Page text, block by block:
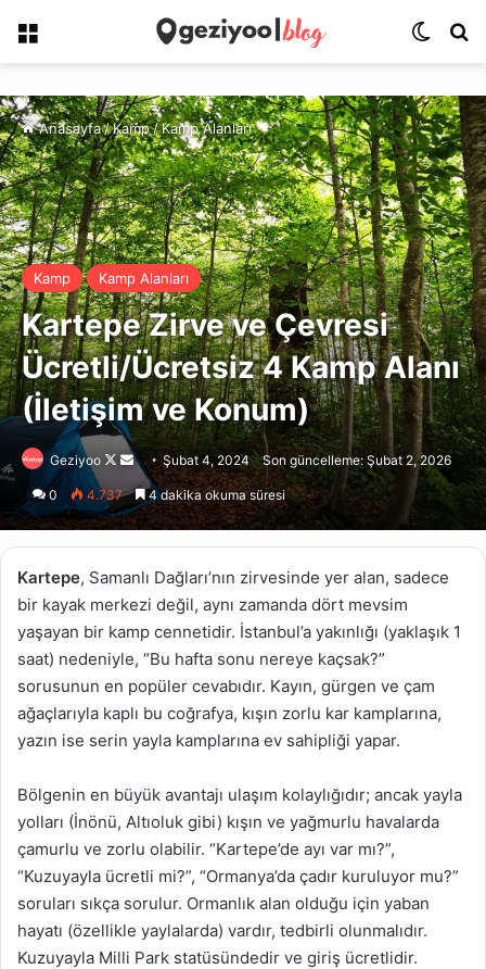
Menü Dış
Anasayfa/Kamp/Kamp Alanları
Kamp Kamp Alanları
Kartepe Zirve ve Çevresi
Ücretli/Ücretsiz 4 Kamp Alanı
(İletişim ve Konum)
Geziyoo
Follow
X
Bir
e-
posta
Şubat 4, 2024 Son güncelleme: Şubat 2, 2026
0 4.737 4 dakika okuma süresi
Kartepe, Samanlı Dağları’nın zirvesinde yer alan, sadece
bir kayak merkezi değil, aynı zamanda dört mevsim
yaşayan bir kamp cennetidir. İstanbul’a yakınlığı (yaklaşık 1
saat) nedeniyle, “Bu hafta sonu nereye kaçsak?”
sorusunun en popüler cevabıdır. Kayın, gürgen ve çam
ağaçlarıyla kaplı bu coğrafya, kışın zorlu kar kamplarına,
yazın ise serin yayla kamplarına ev sahipliği yapar.
Bölgenin en büyük avantajı ulaşım kolaylığıdır; ancak yayla
yolları (İnönü, Altıoluk gibi) kışın ve yağmurlu havalarda
çamurlu ve zorlu olabilir. “Kartepe’de ayı var mı?”,
“Kuzuyayla ücretli mi?”, “Ormanya’da çadır kuruluyor mu?”
soruları sıkça sorulur. Ormanlık alan olduğu için yaban
hayatı (özellikle yaylalarda) vardır, tedbirli olunmalıdır.
Kuzuyayla Milli Park statüsündedir ve giriş ücretlidir.